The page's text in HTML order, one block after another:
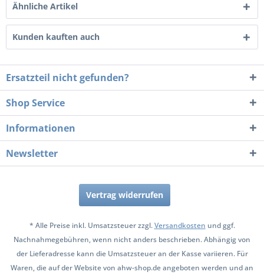
Ähnliche Artikel
Kunden kauften auch
Ersatzteil nicht gefunden?
Shop Service
Informationen
Newsletter
Vertrag widerrufen
* Alle Preise inkl. Umsatzsteuer zzgl.Versandkosten und ggf.
Nachnahmegebühren, wenn nicht anders beschrieben. Abhängig von
der Lieferadresse kann die Umsatzsteuer an der Kasse variieren. Für
Waren, die auf der Website von ahw-shop.de angeboten werden und an